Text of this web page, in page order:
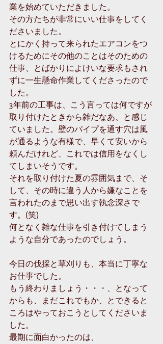
業を始めていただきました。
その方たちが非常にいい仕事をしてく
ださいました。
とにかく持って来られたエアコンをつ
けるためにその他のことはそのための
仕事、とばかりによけいな要求もされ
ずに一生懸命作業してくださったので
した。
3年前の工事は、こう言っては何ですが
取り付けたときから雑だなあ、と感じ
ていました。壁のパイプを通す穴は風
が通るような有様で、早くて安いから
頼んだけれど、これでは信用をなくし
てしまいそうです。
それを取り付けた夏の雰囲気まで、そ
して、その時に違う人から嫌なことを
言われたのまで思い出す執念深さで
す。(笑)
何となく雑な仕事を引き付けてしまう
ような自分であったのでしょう。
今日の伐採と草刈りも、本当に丁寧な
お仕事でした。
もう終わりましょう・・・、となって
からも、まだこれでもか、とできると
ころはやっておこうとしてくださいま
した。
最期に面白かったのは、